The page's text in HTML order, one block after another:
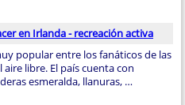
en Irlanda - recreación activa
popular entre los fanáticos de las
aire libre. El país cuenta con
esmeralda, llanuras, …